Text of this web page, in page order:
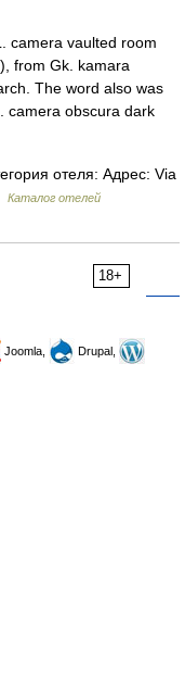
camera vaulted room
from Gk. kamara
The word also was
camera obscura dark
отеля: Адрес: Via
Каталог отелей
18+
Joomla,
Drupal,